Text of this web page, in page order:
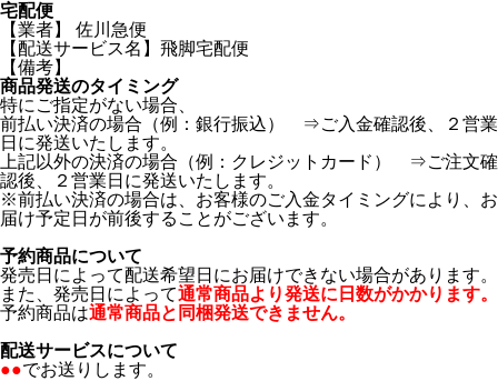
宅配便
【業者】 佐川急便
【配送サービス名】飛脚宅配便
【備考】
商品発送のタイミング
特にご指定がない場合、
前払い決済の場合（例：銀行振込） ⇒ご入金確認後、２営業
日に発送いたします。
上記以外の決済の場合（例：クレジットカード） ⇒ご注文確
認後、２営業日に発送いたします。
※前払い決済の場合は、お客様のご入金タイミングにより、お
届け予定日が前後することがございます。
予約商品について
発売日によって配送希望日にお届けできない場合があります。
また、発売日によって通常商品より発送に日数がかかります。
予約商品は通常商品と同梱発送できません。
配送サービスについて
●●でお送りします。